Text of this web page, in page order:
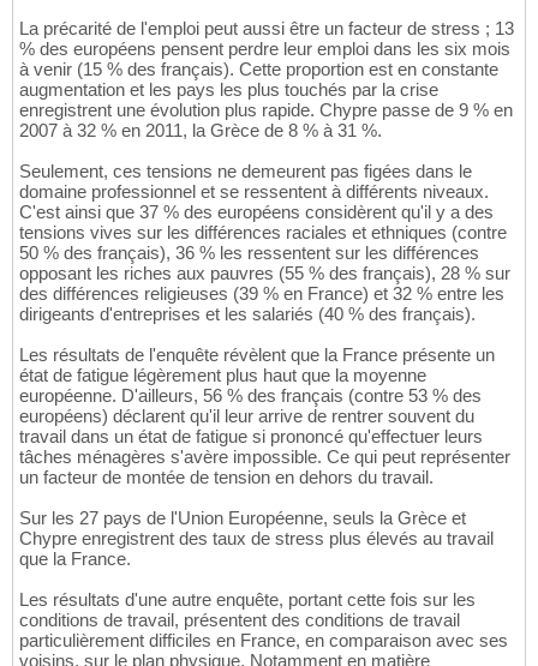
La précarité de l'emploi peut aussi être un facteur de stress ; 13
% des européens pensent perdre leur emploi dans les six mois
à venir (15 % des français). Cette proportion est en constante
augmentation et les pays les plus touchés par la crise
enregistrent une évolution plus rapide. Chypre passe de 9 % en
2007 à 32 % en 2011, la Grèce de 8 % à 31 %.
Seulement, ces tensions ne demeurent pas figées dans le
domaine professionnel et se ressentent à différents niveaux.
C'est ainsi que 37 % des européens considèrent qu'il y a des
tensions vives sur les différences raciales et ethniques (contre
50 % des français), 36 % les ressentent sur les différences
opposant les riches aux pauvres (55 % des français), 28 % sur
des différences religieuses (39 % en France) et 32 % entre les
dirigeants d'entreprises et les salariés (40 % des français).
Les résultats de l'enquête révèlent que la France présente un
état de fatigue légèrement plus haut que la moyenne
européenne. D'ailleurs, 56 % des français (contre 53 % des
européens) déclarent qu'il leur arrive de rentrer souvent du
travail dans un état de fatigue si prononcé qu'effectuer leurs
tâches ménagères s'avère impossible. Ce qui peut représenter
un facteur de montée de tension en dehors du travail.
Sur les 27 pays de l'Union Européenne, seuls la Grèce et
Chypre enregistrent des taux de stress plus élevés au travail
que la France.
Les résultats d'une autre enquête, portant cette fois sur les
conditions de travail, présentent des conditions de travail
particulièrement difficiles en France, en comparaison avec ses
voisins, sur le plan physique. Notamment en matière